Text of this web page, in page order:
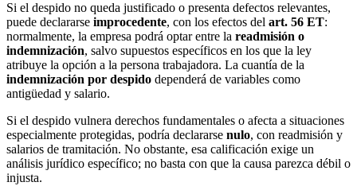
Si el despido no queda justificado o presenta defectos relevantes,
puede declararse improcedente, con los efectos del art. 56 ET:
normalmente, la empresa podrá optar entre la readmisión o
indemnización, salvo supuestos específicos en los que la ley
atribuye la opción a la persona trabajadora. La cuantía de la
indemnización por despido dependerá de variables como
antigüedad y salario.
Si el despido vulnera derechos fundamentales o afecta a situaciones
especialmente protegidas, podría declararse nulo, con readmisión y
salarios de tramitación. No obstante, esa calificación exige un
análisis jurídico específico; no basta con que la causa parezca débil o
injusta.